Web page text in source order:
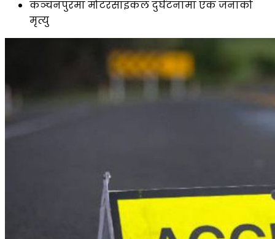
कञ्चनपुरमा मोटरसाइकल दुर्घटनामा एक जनाको
मृत्यु